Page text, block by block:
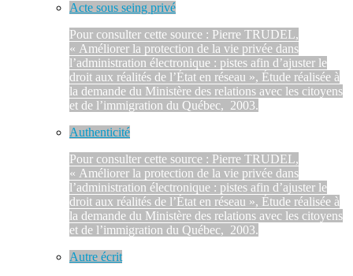
Acte sous seing privé
Pour consulter cette source : Pierre TRUDEL,
« Améliorer la protection de la vie privée dans
l’administration électronique : pistes afin d’ajuster le
droit aux réalités de l’État en réseau », Étude réalisée à
la demande du Ministère des relations avec les citoyens
et de l’immigration du Québec, 2003.
Authenticité
Pour consulter cette source : Pierre TRUDEL,
« Améliorer la protection de la vie privée dans
l’administration électronique : pistes afin d’ajuster le
droit aux réalités de l’État en réseau », Étude réalisée à
la demande du Ministère des relations avec les citoyens
et de l’immigration du Québec, 2003.
Autre écrit